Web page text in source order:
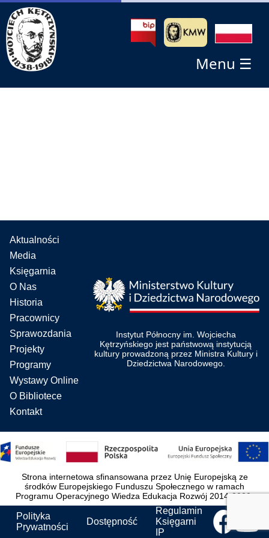
Menu ☰
Aktualności
Media
Księgarnia
O Nas
Historia
Pracownicy
Sprawozdania
Projekty
Programy
Wystawy Online
O Bibliotece
Kontakt
Instytut Północny im. Wojciecha
Kętrzyńskiego jest państwową instytucją
kultury prowadzoną przez Ministra Kultury i
Dziedzictwa Narodowego.
Strona internetowa sfinansowana przez Unię Europejską ze
środków Europejskiego Funduszu Społecznego w ramach
Programu Operacyjnego Wiedza Edukacja Rozwój 2014-2020.
Polityka
Prywatności
Dostępność
Regulamin
Księgarni
IP